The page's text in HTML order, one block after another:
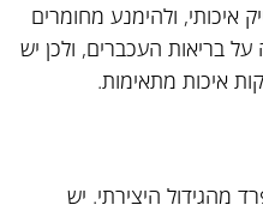
איכותי, ולהימנע מחומרים
בריאות העכברים, ולכן יש
איכות מתאימות.
מהגידול היצירתי. יש